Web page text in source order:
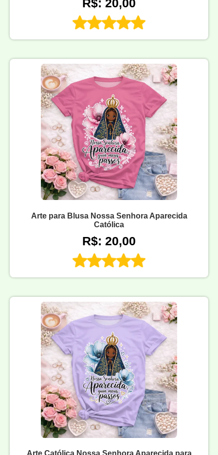
R$: 20,00
Arte para Blusa Nossa Senhora Aparecida
Católica
R$: 20,00
Arte Católica Nossa Senhora Aparecida para